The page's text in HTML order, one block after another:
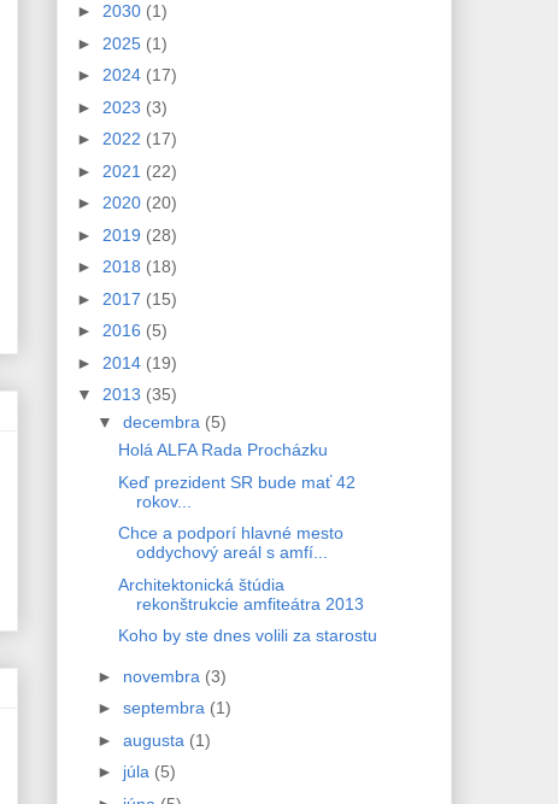
► 2030 (1)
► 2025 (1)
► 2024 (17)
► 2023 (3)
► 2022 (17)
► 2021 (22)
► 2020 (20)
► 2019 (28)
► 2018 (18)
► 2017 (15)
► 2016 (5)
► 2014 (19)
▼ 2013 (35)
▼ decembra (5)
Holá ALFA Rada Procházku
Keď prezident SR bude mať 42
rokov...
Chce a podporí hlavné mesto
oddychový areál s amfí...
Architektonická štúdia
rekonštrukcie amfiteátra 2013
Koho by ste dnes volili za starostu
► novembra (3)
► septembra (1)
► augusta (1)
► júla (5)